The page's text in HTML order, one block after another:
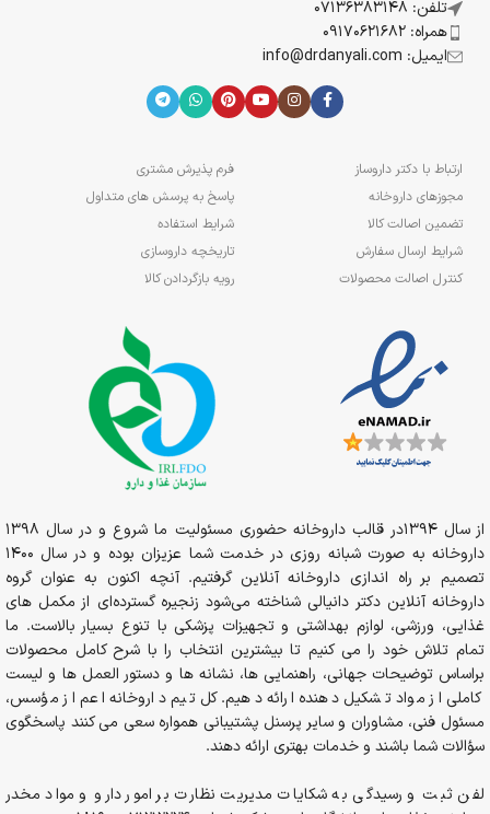
تلفن: 07136383148
همراه: 09170621682
ایمیل: info@drdanyali.com
ارتباط با دکتر داروساز
مجوزهای داروخانه
تضمین اصالت کالا
شرایط ارسال سفارش
کنترل اصالت محصولات
فرم پذیرش مشتری
پاسخ به پرسش های متداول
شرایط استفاده
تاریخچه داروسازی
رویه بازگردادن کالا
از سال 1394در قالب داروخانه حضوری مسئولیت ما شروع و در سال 1398
داروخانه به صورت شبانه روزی در خدمت شما عزیزان بوده و در سال 1400
تصمیم بر راه اندازی داروخانه آنلاین گرفتیم. آنچه اکنون به عنوان گروه
داروخانه آنلاین دکتر دانیالی شناخته می‌شود زنجیره گسترده‌ای از مکمل های
غذایی، ورزشی، لوازم بهداشتی و تجهیزات پزشکی با تنوع بسیار بالاست. ما
تمام تلاش خود را می کنیم تا بیشترین انتخاب را با شرح کامل محصولات
براساس توضیحات جهانی، راهنمایی ها، نشانه ها و دستور العمل ها و لیست
کاملی از مواد تشکیل دهنده ارائه دهیم. کل تیم داروخانه اعم از مؤسس،
مسئول فنی، مشاوران و سایر پرسنل پشتیبانی همواره سعی می کنند پاسخگوی
سؤالات شما باشند و خدمات بهتری ارائه دهند.
لفن ثبت و رسیدگی به شکایات مدیریت نظارت بر امور دارو و مواد مخدر